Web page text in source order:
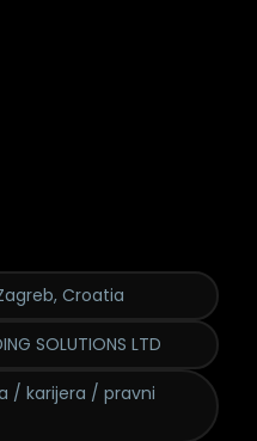
Croatia
SOLUTIONS LTD
/ karijera / pravni